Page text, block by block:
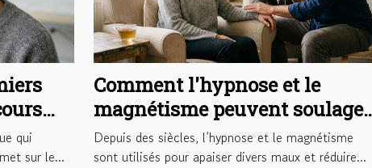
qui
sur le...
Comment l'hypnose et le
magnétisme peuvent soulager
vos douleurs ?
Depuis des siècles, l’hypnose et le magnétisme
sont utilisés pour apaiser divers maux et réduire...